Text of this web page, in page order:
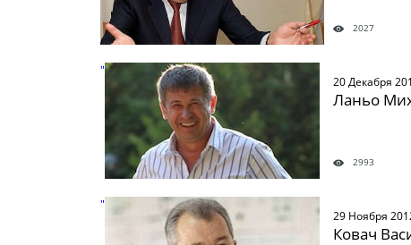
2027
" />
20 Декабря
Ланьо
2993
" />
29 Ноября
Ковач